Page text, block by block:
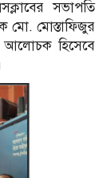
সভাপতি
মো. মোস্তাফিজুর
আলোচক হিসেবে